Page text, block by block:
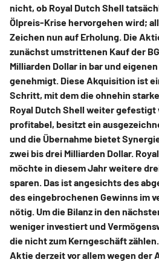
nicht, ob Royal Dutch Shell
Ölpreis-Krise hervorgehen wird;
Zeichen nun auf Erholung. Die
zunächst umstrittenen Kauf der
Milliarden Dollar in bar und
genehmigt. Diese Akquisition ist
Schritt, mit dem die ohnehin
Royal Dutch Shell weiter gefestigt
profitabel, besitzt ein
und die Übernahme bietet
zwei bis drei Milliarden Dollar.
möchte in diesem Jahr weitere
sparen. Das ist angesichts des
des eingebrochenen Gewinns im
nötig. Um die Bilanz in den
weniger investiert und
die nicht zum Kerngeschäft
Aktie derzeit vor allem wegen der